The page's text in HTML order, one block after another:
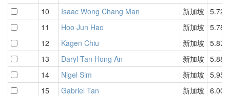
10
Isaac Wong Chang Man 新加坡 5.72
11
Hoo Jun Hao 新加坡 5.78
12
Kagen Chiu 新加坡 5.87
13
Daryl Tan Hong An 新加坡 5.88
14
Nigel Sim 新加坡 5.95
15
Gabriel Tan 新加坡 6.00